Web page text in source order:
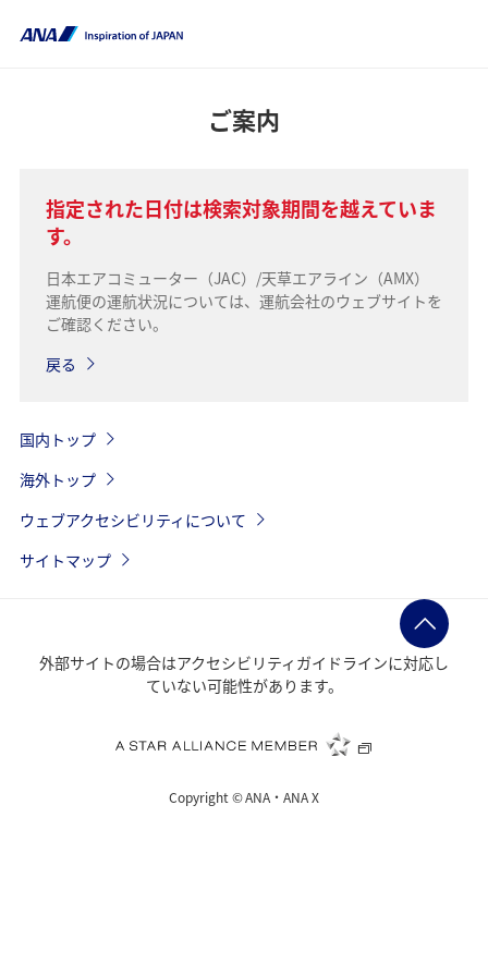
ご案内
指定された日付は検索対象期間を越えていま
す。
日本エアコミューター（JAC）/天草エアライン（AMX）
運航便の運航状況については、運航会社のウェブサイトを
ご確認ください。
戻る
国内トップ
海外トップ
ウェブアクセシビリティについて
サイトマップ
外部サイトの場合はアクセシビリティガイドラインに対応し
ていない可能性があります。
Copyright ©ANA・ANA X